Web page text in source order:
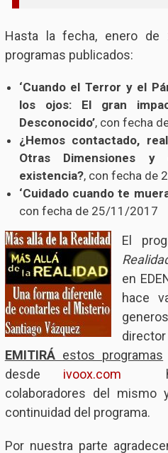
Hasta la fecha, enero
programas publicados:
‘Cuando el Terror y el
los ojos: El gran
Desconocido’, con fecha
¿Hemos contactado,
Otras Dimensiones
existencia?, con fecha de
‘Cuidado cuando te
con fecha de 25/11/2017
El
en
hace
EMITIRÁ estos programas
desde ivoox.com
colaboradores del mismo
continuidad del programa.
Por nuestra parte